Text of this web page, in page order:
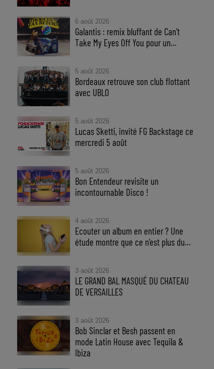
6 août 2026
Galantis : remix bluffant de Can’t
Take My Eyes Off You pour un...
5 août 2026
Bordeaux retrouve son club flottant
avec UBLO
5 août 2026
Lucas Sketti, invité FG Backstage ce
mercredi 5 août
5 août 2026
Bon Entendeur revisite un
incontournable Disco !
4 août 2026
Ecouter un album en entier ? Une
étude montre que ce n’est plus du...
3 août 2026
LE GRAND BAL MASQUÉ DU CHATEAU
DE VERSAILLES
3 août 2026
Bob Sinclar et Besh passent en
mode Latin House avec Tequila &
Ibiza